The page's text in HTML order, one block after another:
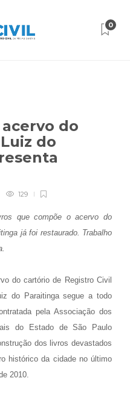
0
do
do
129
que compõe o acervo do
já foi restaurado. Trabalho
do cartório de Registro Civil
do Paraitinga segue a todo
pela Associação dos
do Estado de São Paulo
dos livros devastados
histórico da cidade no último
2010.